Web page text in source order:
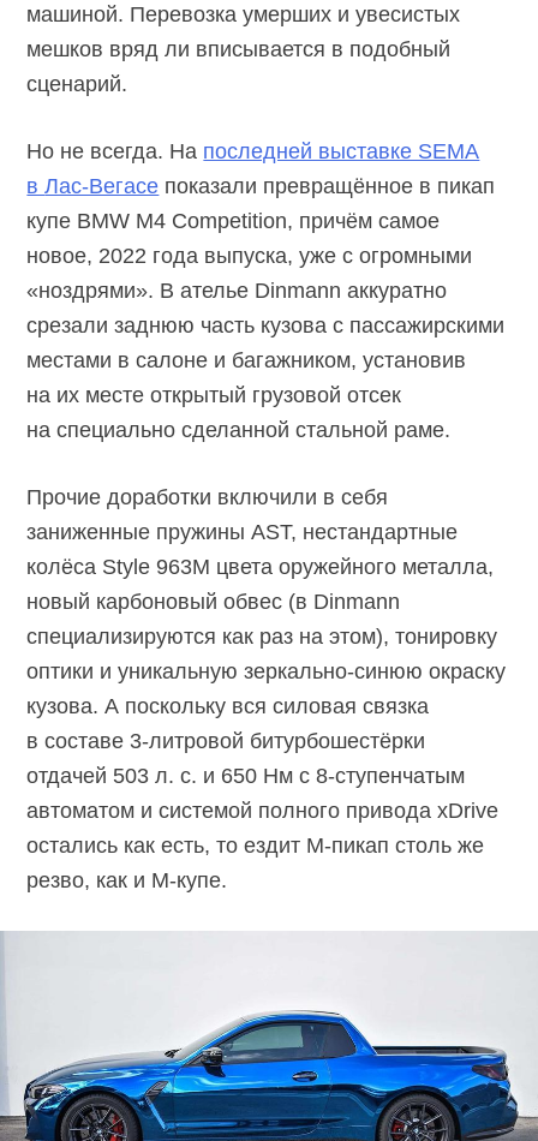
машиной. Перевозка умерших и увесистых
мешков вряд ли вписывается в подобный
сценарий.
Но не всегда. На последней выставке SEMA
вЛас-Вегасе показали превращённое в пикап
купе BMW M4 Competition, причём самое
новое, 2022 года выпуска, уже с огромными
«ноздрями». В ателье Dinmann аккуратно
срезали заднюю часть кузова с пассажирскими
местами в салоне и багажником, установив
на их месте открытый грузовой отсек
на специально сделанной стальной раме.
Прочие доработки включили в себя
заниженные пружины AST, нестандартные
колёса Style 963M цвета оружейного металла,
новый карбоновый обвес (в Dinmann
специализируются как раз на этом), тонировку
оптики и уникальную зеркально-синюю окраску
кузова. А поскольку вся силовая связка
в составе 3-литровой битурбошестёрки
отдачей 503 л. с. и 650 Нм с8-ступенчатым
автоматом и системой полного привода xDrive
остались как есть, то ездит M-пикап столь же
резво, как и M-купе.